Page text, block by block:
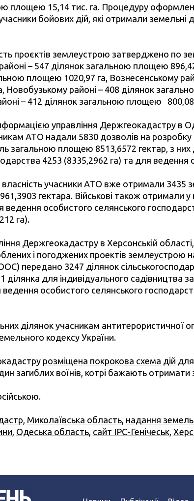
площею 15,14 тис. га. Процедуру
бойових дій, які отримали
проєктів землеустрою затверджено по
– 547 ділянок загальною площею
площею 1020,97 га, Вознесенському
Новобузькому районі – 408 ділянок
– 412 ділянок загальною площею 800,08
управління Держгеокадастру в
АТО надали 5830 дозволів на
загальною площею 8513,6572 гектар, з
4253 (8335,2962 га) та для ведення
учасники АТО вже отримали 3435
гектара. Військові також отримали у
ведення особистого селянського
га).
Держгеокадастру в Херсонській
і погоджених проектів землеустрою
передано 3247 ділянок
ділянка для індивідуального садівництва
ведення особистого селянського
ділянок учасникам антитерористичної
кодексу України.
розміщена покрокова схема дій
загиблих воїнів, котрі бажають отримати
, Миколаївська область, надання
, Одеська область, сайт ІРС-Генічеськ,